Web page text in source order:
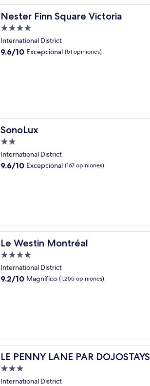
Nester Finn Square Victoria
Nester Finn Square Victoria
Propiedad
de
4.0
International District
9.6
9.6/10 Excepcional (51 opiniones)
SonoLux
SonoLux
Propiedad
de
2.0
estrellas
International District
9.6
9.6/10 Excepcional (167 opiniones)
Le Westin Montréal
Le Westin Montréal
Propiedad
de
4.0
International District
9.2
9.2/10 Magnífico (1,255 opiniones)
LE PENNY LANE PAR DOJOSTAYS
LE PENNY LANE PAR DOJOSTAYS
Propiedad
de
International District